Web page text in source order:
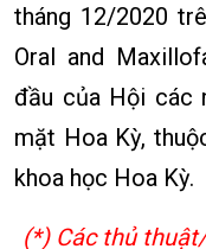
tháng 12/2020
Oral and
đầu của Hội các
mặt Hoa Kỳ,
khoa học Hoa Kỳ.
(*) Các thủ